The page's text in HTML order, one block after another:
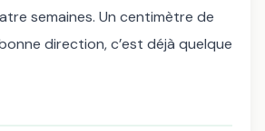
semaines. Un centimètre de
direction, c’est déjà quelque